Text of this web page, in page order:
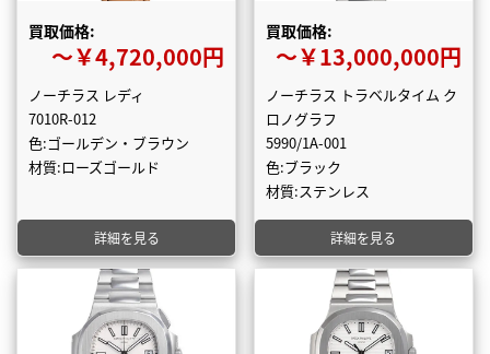
買取価格:
〜￥4,720,000円
ノーチラス レディ
7010R-012
色:ゴールデン・ブラウン
材質:ローズゴールド
詳細を見る
買取価格:
〜￥13,000,000円
ノーチラス トラベルタイム ク
ロノグラフ
5990/1A-001
色:ブラック
材質:ステンレス
詳細を見る